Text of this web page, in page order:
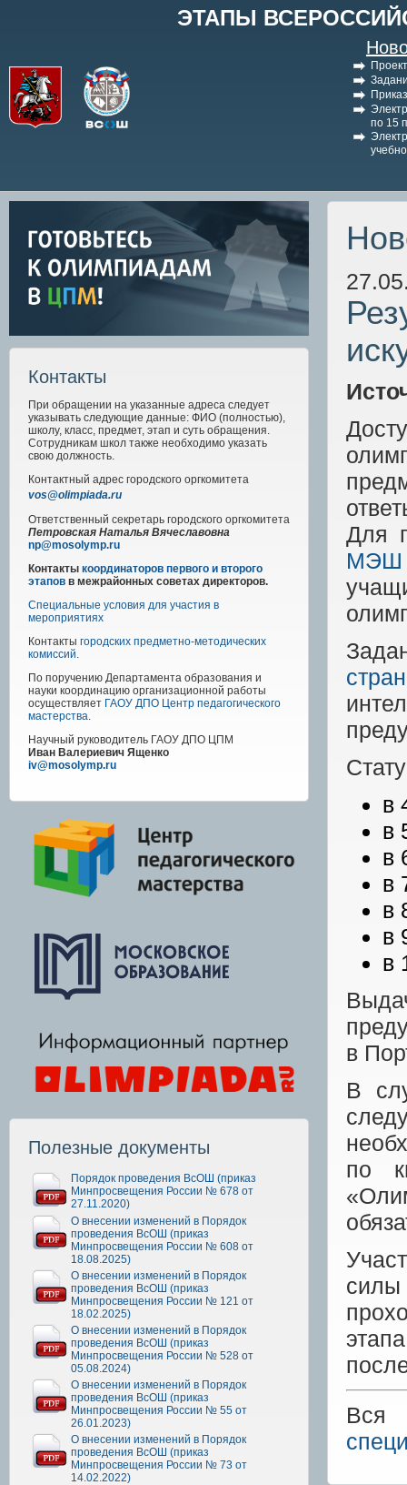
ЭТАПЫ
по 15
Контакты
При обращении на указанные адреса следует
указывать следующие данные: ФИО (полностью),
школу, класс, предмет, этап и суть обращения.
Сотрудникам школ также необходимо указать
свою должность.
Контактный адрес городского оргкомитета
vos@olimpiada.ru
Ответственный секретарь городского оргкомитета
Петровская Наталья Вячеславовна
np@mosolymp.ru
Контакты координаторов первого и второго
этапов в межрайонных советах директоров.
Специальные условия для участия в
мероприятиях
Контакты городских предметно-методических
комиссий.
По поручению Департамента образования и
науки координацию организационной работы
осуществляет ГАОУ ДПО Центр педагогического
мастерства.
Научный руководитель ГАОУ ДПО ЦПМ
Иван Валериевич Ященко
iv@mosolymp.ru
Полезные документы
Порядок проведения ВсОШ (приказ
Минпросвещения России № 678 от
27.11.2020)
О внесении изменений в Порядок
проведения ВсОШ (приказ
Минпросвещения России № 608 от
18.08.2025)
О внесении изменений в Порядок
проведения ВсОШ (приказ
Минпросвещения России № 121 от
18.02.2025)
О внесении изменений в Порядок
проведения ВсОШ (приказ
Минпросвещения России № 528 от
05.08.2024)
О внесении изменений в Порядок
проведения ВсОШ (приказ
Минпросвещения России № 55 от
26.01.2023)
О внесении изменений в Порядок
проведения ВсОШ (приказ
Минпросвещения России № 73 от
14.02.2022)
Для
МЭШ
в
в
в
в
в
в
в
в
В
по
силы
Вся